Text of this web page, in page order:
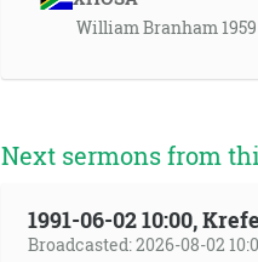
William Branham
Next sermons from
1991-06-02 10:00,
Broadcasted: 2026-08-02